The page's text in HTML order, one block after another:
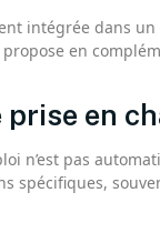
intégrée dans
en
en
n’est pas
spécifiques,